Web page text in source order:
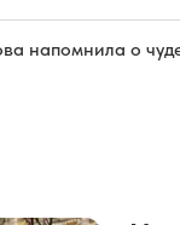
напомнила о